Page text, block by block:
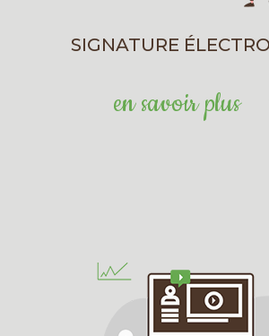
SIGNATURE
en savoir plus